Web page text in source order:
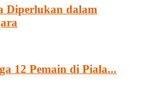
Diperlukan dalam
12 Pemain di Piala...